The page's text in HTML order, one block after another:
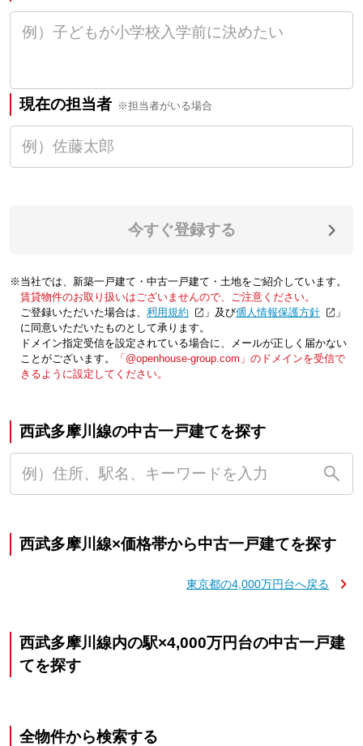
現在の担当者 ※担当者がいる場合
今すぐ登録する
※当社では、新築一戸建て・中古一戸建て・土地をご紹介しています。
賃貸物件のお取り扱いはございませんので、ご注意ください。
ご登録いただいた場合は、「利用規約 」及び「個人情報保護方針
」
に同意いただいたものとして承ります。
ドメイン指定受信を設定されている場合に、メールが正しく届かない
ことがございます。
「@openhouse-group.com」のドメインを受信で
きるように設定してください。
西武多摩川線の中古一戸建てを探す
西武多摩川線×価格帯から中古一戸建てを探す
東京都の4,000万円台へ戻る
西武多摩川線内の駅×4,000万円台の中古一戸建
てを探す
全物件から検索する